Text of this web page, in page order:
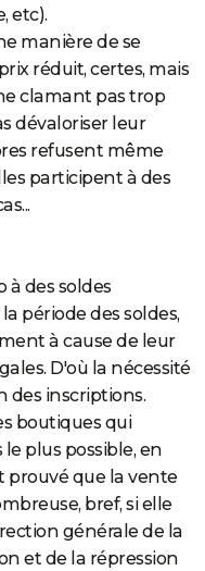
etc).
manière de se
réduit, certes, mais
clamant pas trop
dévaloriser leur
refusent même
participent à des
à des soldes
période des soldes,
à cause de leur
D'où la nécessité
des inscriptions.
boutiques qui
plus possible, en
prouvé que la vente
bref, si elle
générale de la
et de la répression